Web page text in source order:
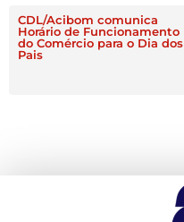
CDL/Acibom comunica
Horário de Funcionamento
do Comércio para o Dia dos
Pais